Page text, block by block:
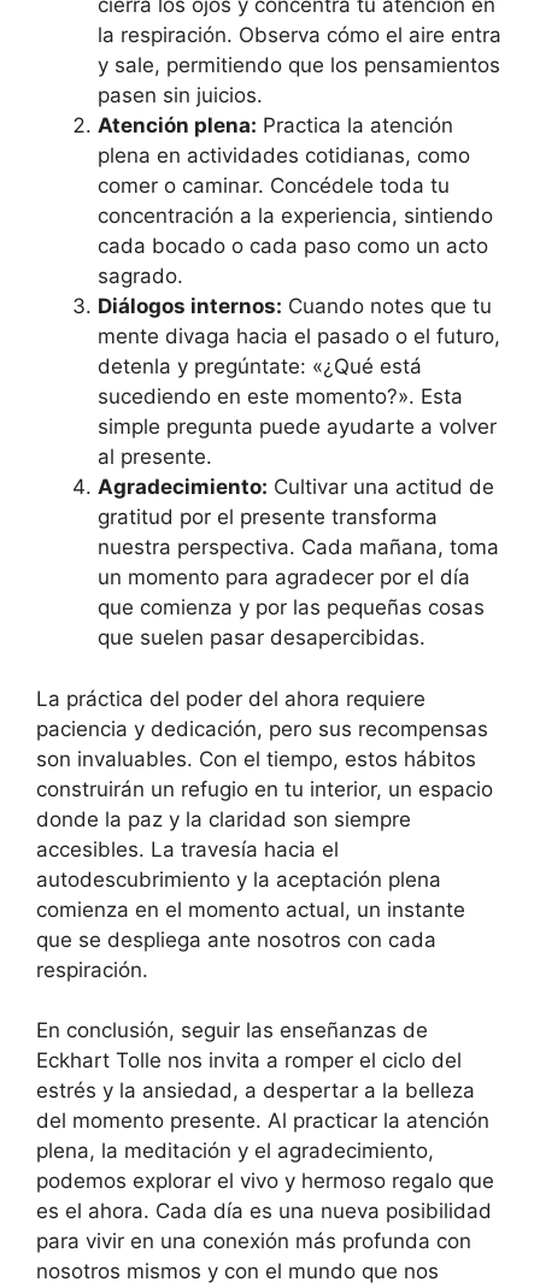
cierra los ojos y concentra tu atención en
la respiración. Observa cómo el aire entra
y sale, permitiendo que los pensamientos
pasen sin juicios.
Atención plena: Practica la atención
plena en actividades cotidianas, como
comer o caminar. Concédele toda tu
concentración a la experiencia, sintiendo
cada bocado o cada paso como un acto
sagrado.
Diálogos internos: Cuando notes que tu
mente divaga hacia el pasado o el futuro,
detenla y pregúntate: «¿Qué está
sucediendo en este momento?». Esta
simple pregunta puede ayudarte a volver
al presente.
Agradecimiento: Cultivar una actitud de
gratitud por el presente transforma
nuestra perspectiva. Cada mañana, toma
un momento para agradecer por el día
que comienza y por las pequeñas cosas
que suelen pasar desapercibidas.
La práctica del poder del ahora requiere
paciencia y dedicación, pero sus recompensas
son invaluables. Con el tiempo, estos hábitos
construirán un refugio en tu interior, un espacio
donde la paz y la claridad son siempre
accesibles. La travesía hacia el
autodescubrimiento y la aceptación plena
comienza en el momento actual, un instante
que se despliega ante nosotros con cada
respiración.
En conclusión, seguir las enseñanzas de
Eckhart Tolle nos invita a romper el ciclo del
estrés y la ansiedad, a despertar a la belleza
del momento presente. Al practicar la atención
plena, la meditación y el agradecimiento,
podemos explorar el vivo y hermoso regalo que
es el ahora. Cada día es una nueva posibilidad
para vivir en una conexión más profunda con
nosotros mismos y con el mundo que nos